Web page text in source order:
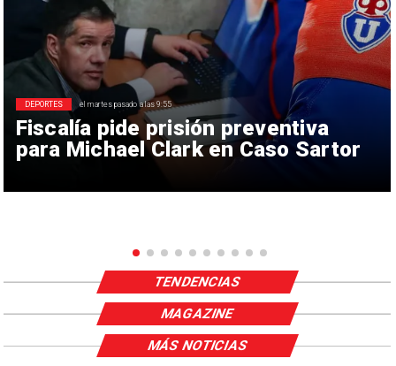
Fiscalía pide prisión preventiva
para Michael Clark en Caso Sartor
DEPORTES el martes pasado a las 9:55
TENDENCIAS
MAGAZINE
MÁS NOTICIAS